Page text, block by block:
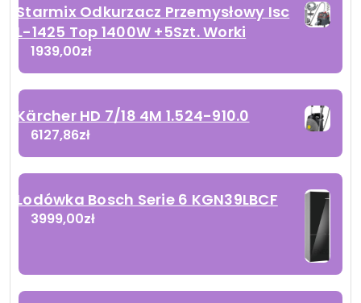
Starmix Odkurzacz Przemysłowy Isc
L-1425 Top 1400W +5Szt. Worki
1939,00zł
Kärcher HD 7/18 4M 1.524-910.0
6127,86zł
Lodówka Bosch Serie 6 KGN39LBCF
3999,00zł